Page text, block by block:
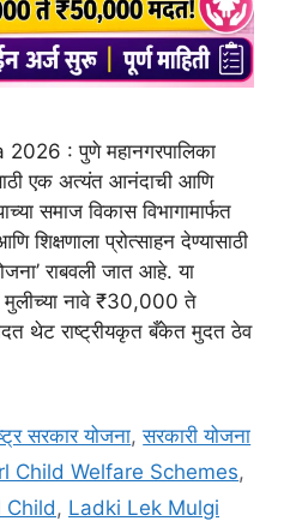
: पुणे महानगरपालिका
एक अत्यंत आनंदाची आणि
समाज विकास विभागामार्फत
शिक्षणाला प्रोत्साहन देण्यासाठी
राबवली जात आहे. या
मुलीच्या नावे ₹30,000 ते
थेट राष्ट्रीयकृत बँकेत मुदत ठेव
सरकार योजना,सरकारी योजना
Child Welfare Schemes,
Child, Ladki Lek Mulgi